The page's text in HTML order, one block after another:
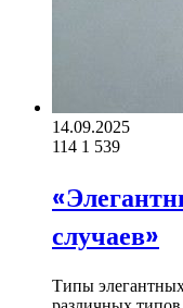
14.09.2025
114 1 539
случаев»
Типы